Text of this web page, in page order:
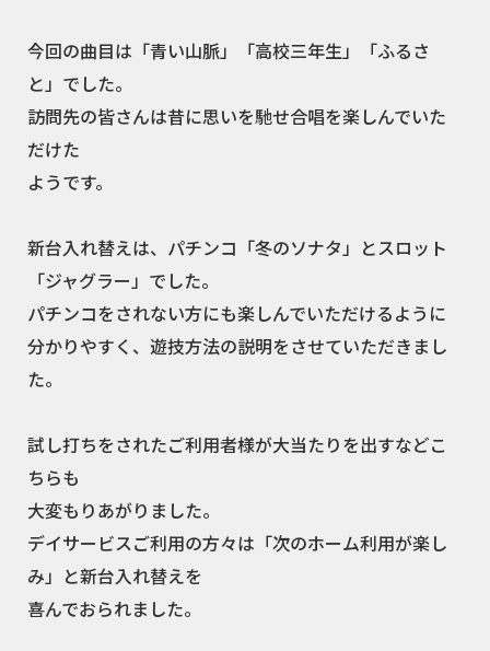
今回の曲目は「青い山脈」「高校三年生」「ふるさ
と」でした。
訪問先の皆さんは昔に思いを馳せ合唱を楽しんでいた
だけた
ようです。
新台入れ替えは、パチンコ「冬のソナタ」とスロット
「ジャグラー」でした。
パチンコをされない方にも楽しんでいただけるように
分かりやすく、遊技方法の説明をさせていただきまし
た。
試し打ちをされたご利用者様が大当たりを出すなどこ
ちらも
大変もりあがりました。
デイサービスご利用の方々は「次のホーム利用が楽し
み」と新台入れ替えを
喜んでおられました。